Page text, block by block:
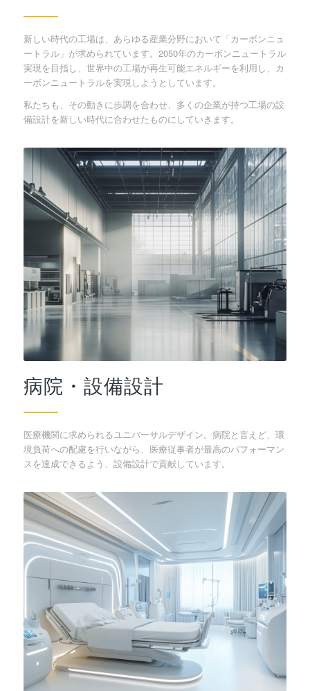
新しい時代の工場は、あらゆる産業分野において「カーボンニュ
ートラル」が求められています。2050年のカーボンニュートラル
実現を目指し、世界中の工場が再生可能エネルギーを利用し、カ
ーボンニュートラルを実現しようとしています。
私たちも、その動きに歩調を合わせ、多くの企業が持つ工場の設
備設計を新しい時代に合わせたものにしていきます。
病院・設備設計
医療機関に求められるユニバーサルデザイン。病院と言えど、環
境負荷への配慮を行いながら、医療従事者が最高のパフォーマン
スを達成できるよう、設備設計で貢献しています。